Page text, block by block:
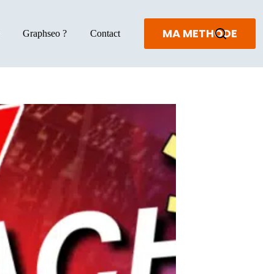
Graphseo ? Contact MA METHODE